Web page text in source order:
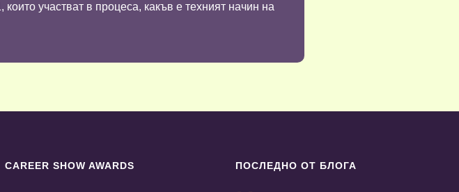
участват в процеса, какъв е техният начин на
CAREER SHOW AWARDS ПОСЛЕДНО ОТ БЛОГА